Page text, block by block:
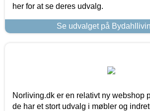
her for at se deres udvalg.
Se udvalget på
Norliving.dk er en relativt ny webshop
de har et stort udvalg i møbler og